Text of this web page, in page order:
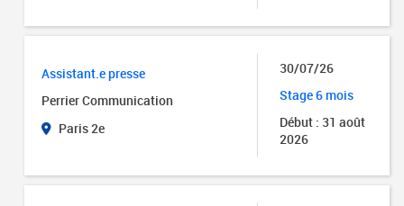
Assistant.e presse
Perrier Communication
Paris 2e
30/07/26
Stage 6 mois
Début : 31 août
2026